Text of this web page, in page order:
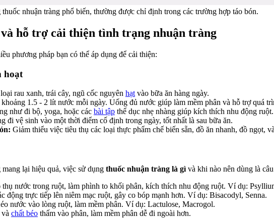
nhuận tràng phổ biến, thường được chỉ định trong các trường hợp táo bón.
hỗ trợ cải thiện tình trạng nhuận tràng
phương pháp bạn có thể áp dụng để cải thiện:
hoạt
rau xanh, trái cây, ngũ cốc nguyên hạt vào bữa ăn hàng ngày.
1.5 - 2 lít nước mỗi ngày. Uống đủ nước giúp làm mềm phân và hỗ trợ quá
như đi bộ, yoga, hoặc các bài tập thể dục nhẹ nhàng giúp kích thích nhu động ruột.
đi vệ sinh vào một thời điểm cố định trong ngày, tốt nhất là sau bữa ăn.
Giảm thiểu việc tiêu thụ các loại thực phẩm chế biến sẵn, đồ ăn nhanh, đồ ngọt,
lại hiệu quả, việc sử dụng thuốc nhuận tràng là gì và khi nào nên dùng là
thụ nước trong ruột, làm phình to khối phân, kích thích nhu động ruột. Ví dụ:
động trực tiếp lên niêm mạc ruột, gây co bóp mạnh hơn. Ví dụ: Bisacodyl, Senna.
nước vào lòng ruột, làm mềm phân. Ví dụ: Lactulose, Macrogol.
chất béo thấm vào phân, làm mềm phân dễ đi ngoài hơn.